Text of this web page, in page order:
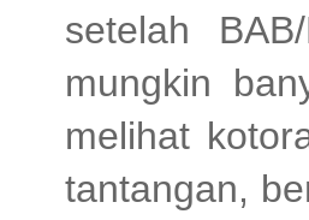
setelah
mungkin
melihat
tantangan,